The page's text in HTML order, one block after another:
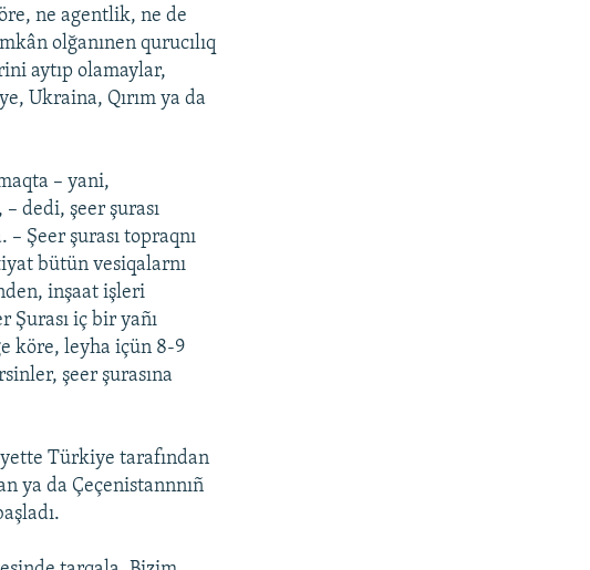
ne agentlik, ne de
olğanınen qurucılıq
aytıp olamaylar,
Ukraina, Qırım ya da
– yani,
dedi, şeer şurası
Şeer şurası topraqnı
bütün vesiqalarnı
inşaat işleri
Şurası iç bir yañı
köre, leyha içün 8-9
şeer şurasına
Türkiye tarafından
ya da Çeçenistannnıñ